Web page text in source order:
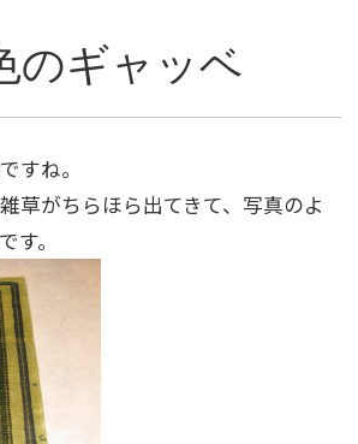
のギャッベ
すね。
草がちらほら出てきて、写真のよ
す。